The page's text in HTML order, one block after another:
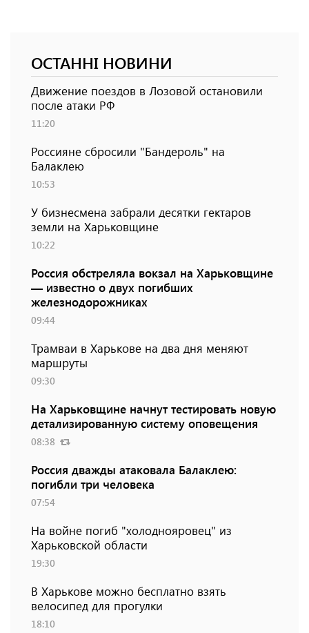
ОСТАННІ НОВИНИ
Движение поездов в Лозовой остановили
после атаки РФ
11:20
Россияне сбросили "Бандероль" на
Балаклею
10:53
У бизнесмена забрали десятки гектаров
земли на Харьковщине
10:22
Россия обстреляла вокзал на Харьковщине
— известно о двух погибших
железнодорожниках
09:44
Трамваи в Харькове на два дня меняют
маршруты
09:30
На Харьковщине начнут тестировать новую
детализированную систему оповещения
08:38
Россия дважды атаковала Балаклею:
погибли три человека
07:54
На войне погиб "холоднояровец" из
Харьковской области
19:30
В Харькове можно бесплатно взять
велосипед для прогулки
18:10